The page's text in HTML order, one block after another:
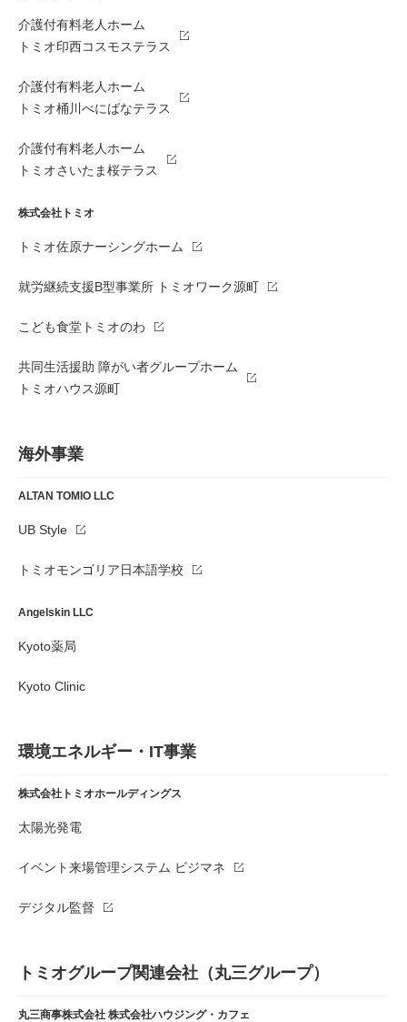
介護付有料老人ホーム
トミオ印西コスモステラス
介護付有料老人ホーム
トミオ桶川べにばなテラス
介護付有料老人ホーム
トミオさいたま桜テラス
株式会社トミオ
トミオ佐原ナーシングホーム
就労継続支援B型事業所 トミオワーク源町
こども食堂トミオのわ
共同生活援助 障がい者グループホーム
トミオハウス源町
海外事業
ALTAN TOMIO LLC
UB Style
トミオモンゴリア日本語学校
Angelskin LLC
Kyoto薬局
Kyoto Clinic
環境エネルギー・IT事業
株式会社トミオホールディングス
太陽光発電
イベント来場管理システム ビジマネ
デジタル監督
トミオグループ関連会社（丸三グループ）
丸三商事株式会社 株式会社ハウジング・カフェ